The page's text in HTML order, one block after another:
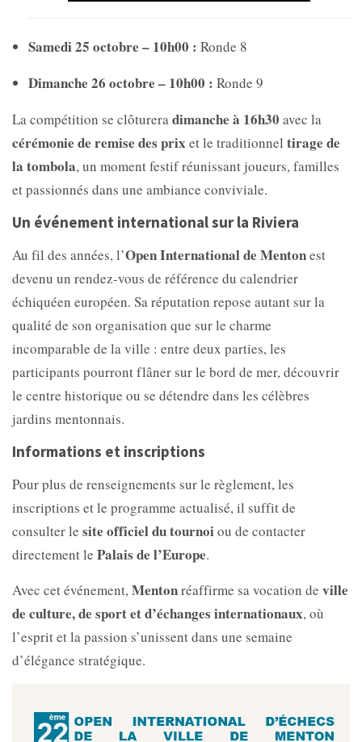
Samedi 25 octobre – 10h00 : Ronde 8
Dimanche 26 octobre – 10h00 : Ronde 9
La compétition se clôturera dimanche à 16h30 avec la
cérémonie de remise des prix et le traditionnel tirage de
la tombola, un moment festif réunissant joueurs, familles
et passionnés dans une ambiance conviviale.
Un événement international sur la Riviera
Au fil des années, l’Open International de Mentonest
devenu un rendez-vous de référence du calendrier
échiquéen européen. Sa réputation repose autant sur la
qualité de son organisation que sur le charme
incomparable de la ville : entre deux parties, les
participants pourront flâner sur le bord de mer, découvrir
le centre historique ou se détendre dans les célèbres
jardins mentonnais.
Informations et inscriptions
Pour plus de renseignements sur le règlement, les
inscriptions et le programme actualisé, il suffit de
consulter le site officiel du tournoiou de contacter
directement le Palais de l’Europe.
Avec cet événement, Mentonréaffirme sa vocation de ville
de culture, de sport et d’échanges internationaux, où
l’esprit et la passion s’unissent dans une semaine
d’élégance stratégique.